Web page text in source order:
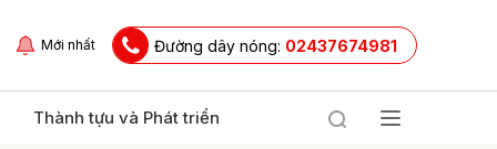
Mới nhất Đường dây nóng: 02437674981
Thành tựu và Phát triển